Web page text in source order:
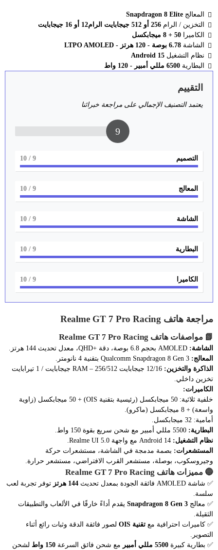
المعالج Snapdragon 8 Elite
التخزين / الرام 256 أو 512 جيجابايت الرام12 أو 16 جيجابايت
الكاميرا
50 + 8 ميجابكسل
الشاشة 6.78 بوصة - 120 هرتز - LTPO AMOLED
نظام التشغيل Android 15
البطارية 6500 مللي أمبير - 120 واط
التقييم
يعتمد التصنيف الإجمالي على مراجعة خبرائنا
9
التصميم 9
/ 10
المعالج 9
/ 10
الشاشة 9
/ 10
البطارية 9
/ 10
الكاميرا 9
/ 10
مراجعة هاتف Realme GT 7 Pro Racing
📗 مواصفات هاتف Realme GT 7 Pro Racing
الشاشة:
المعالج:
الذاكرة والتخزين:
12/16 جيجابايت RAM – 256/512 جيجابايت / 1 تيرابايت
تخزين داخلي.
الكاميرات:
خلفية ثلاثية: 50 ميجابكسل (رئيسية بتقنية OIS) + 50 ميجابكسل (زاوية
واسعة) + 8 ميجابكسل (ماكرو).
أمامية: 32 ميجابكسل.
البطارية:
نظام التشغيل:
المستشعرات: بصمة مدمجة في الشاشة، مستشعرات حركة
وجيروسكوب، بوصلة، مستشعر القرب الافتراضي، مستشعر حرارة.
🔵 مميزات هاتف Realme GT 7 Pro Racing
✅ شاشة AMOLED فائقة الجودة بمعدل تحديث 144 هرتز
توفر تجربة لعب
سلسة.
✅ معالج Snapdragon 8 Gen 3 يقدم أداءً خارقًا في الألعاب والتطبيقات
الثقيلة.
✅ كاميرات احترافية مع تقنية OIS
لصور فائقة الدقة وثبات رائع أثناء
التصوير.
✅ بطارية كبيرة 5500 مللي أمبير مع شحن فائق السرعة 150 واط
لشحن